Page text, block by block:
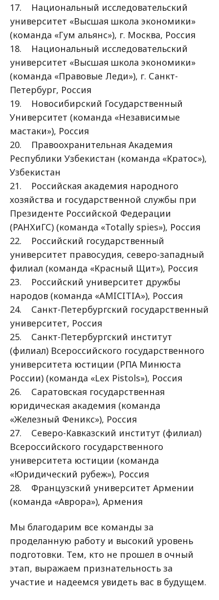
17. Национальный исследовательский
университет «Высшая школа экономики»
(команда «Гум альянс»), г. Москва, Россия
18. Национальный исследовательский
университет «Высшая школа экономики»
(команда «Правовые Леди»), г. Санкт-
Петербург, Россия
19. Новосибирский Государственный
Университет (команда «Независимые
мастаки»), Россия
20. Правоохранительная Академия
Республики Узбекистан (команда «Кратос»),
Узбекистан
21. Российская академия народного
хозяйства и государственной службы при
Президенте Российской Федерации
(РАНХиГС) (команда «Totally spies»), Россия
22. Российский государственный
университет правосудия, северо-западный
филиал (команда «Красный Щит»), Россия
23. Российский университет дружбы
народов (команда «AMICITIA»), Россия
24. Санкт-Петербургский государственный
университет, Россия
25. Санкт-Петербургский институт
(филиал) Всероссийского государственного
университета юстиции (РПА Минюста
России) (команда «Lex Pistols»), Россия
26. Саратовская государственная
юридическая академия (команда
«Железный Феникс»), Россия
27. Северо-Кавказский институт (филиал)
Всероссийского государственного
университета юстиции (команда
«Юридический рубеж»), Россия
28. Французский университет Армении
(команда «Аврора»), Армения
Мы благодарим все команды за
проделанную работу и высокий уровень
подготовки. Тем, кто не прошел в очный
этап, выражаем признательность за
участие и надеемся увидеть вас в будущем.